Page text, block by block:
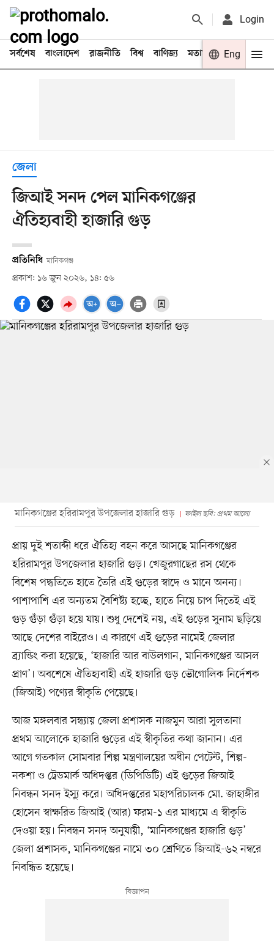
Login
সর্বশেষ বাংলাদেশ রাজনীতি বিশ্ব বাণিজ্য মতামত খেলা
Eng
জেলা
জিআই সনদ পেল মানিকগঞ্জের
ঐতিহ্যবাহী হাজারি গুড়
প্রতিনিধি মানিকগঞ্জ
প্রকাশ: ১৬ জুন ২০২৬, ১৪: ৫৬
মানিকগঞ্জের হরিরামপুর উপজেলার হাজারি গুড় ফাইল ছবি: প্রথম আলো
প্রায় দুই শতাব্দী ধরে ঐতিহ্য বহন করে আসছে মানিকগঞ্জের
হরিরামপুর উপজেলার হাজারি গুড়। খেজুরগাছের রস থেকে
বিশেষ পদ্ধতিতে হাতে তৈরি এই গুড়ের স্বাদে ও মানে অনন্য।
পাশাপাশি এর অন্যতম বৈশিষ্ট্য হচ্ছে, হাতে নিয়ে চাপ দিতেই এই
গুড় গুঁড়া গুঁড়া হয়ে যায়। শুধু দেশেই নয়, এই গুড়ের সুনাম ছড়িয়ে
আছে দেশের বাইরেও। এ কারণে এই গুড়ের নামেই জেলার
ব্র্যান্ডিং করা হয়েছে, ‘হাজারি আর বাউলগান, মানিকগঞ্জের আসল
প্রাণ’। অবশেষে ঐতিহ্যবাহী এই হাজারি গুড় ভৌগোলিক নির্দেশক
(জিআই) পণ্যের স্বীকৃতি পেয়েছে।
আজ মঙ্গলবার সন্ধ্যায় জেলা প্রশাসক নাজমুন আরা সুলতানা
প্রথম আলোকে হাজারি গুড়ের এই স্বীকৃতির কথা জানান। এর
আগে গতকাল সোমবার শিল্প মন্ত্রণালয়ের অধীন পেটেন্ট, শিল্প-
নকশা ও ট্রেডমার্ক অধিদপ্তর (ডিপিডিটি) এই গুড়ের জিআই
নিবন্ধন সনদ ইস্যু করে। অধিদপ্তরের মহাপরিচালক মো. জাহাঙ্গীর
হোসেন স্বাক্ষরিত জিআই (আর) ফরম-১ এর মাধ্যমে এ স্বীকৃতি
দেওয়া হয়। নিবন্ধন সনদ অনুযায়ী, ‘মানিকগঞ্জের হাজারি গুড়’
জেলা প্রশাসক, মানিকগঞ্জের নামে ৩০ শ্রেণিতে জিআই-৬২ নম্বরে
নিবন্ধিত হয়েছে।